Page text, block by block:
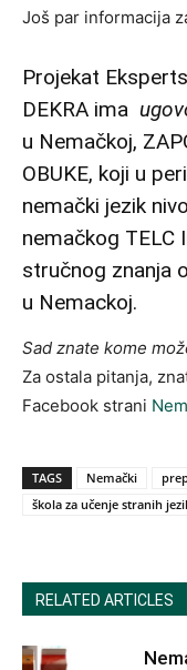
Još par informacija
Projekat
DEKRA ima
u Nemačkoj,
OBUKE, koji u
nemački jezik
nemačkog
stručnog znanja
u Nemackoj.
Sad znate kome
Za ostala pitanja,
Facebook strani
TAGS Nemački
škola za učenje stranih
RELATED ARTICLES